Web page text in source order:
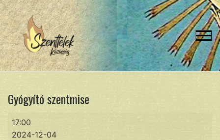
Ugrás
a
tartalomra
Gyógyító szentmise
Gyógyító
szentmise
17:00
2024-12-04